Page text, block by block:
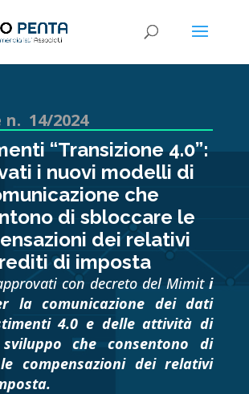
14/2024
“Transizione 4.0”:
i nuovi modelli di
che
di sbloccare le
dei relativi
di imposta
con decreto del Mimiti
la comunicazione dei dati
4.0 e delle attività di
che consentono di
compensazioni dei relativi